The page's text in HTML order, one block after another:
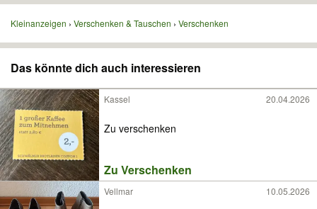
Kleinanzeigen Verschenken & Tauschen Verschenken
Das könnte dich auch interessieren
Kassel 20.04.2026
Zu verschenken
Zu Verschenken
Vellmar 10.05.2026